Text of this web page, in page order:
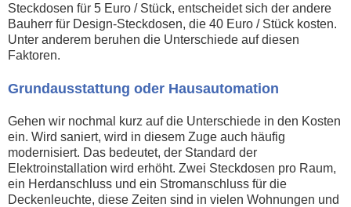
Steckdosen für 5 Euro / Stück, entscheidet sich der andere
Bauherr für Design-Steckdosen, die 40 Euro / Stück kosten.
Unter anderem beruhen die Unterschiede auf diesen
Faktoren.
Grundausstattung oder Hausautomation
Gehen wir nochmal kurz auf die Unterschiede in den Kosten
ein. Wird saniert, wird in diesem Zuge auch häufig
modernisiert. Das bedeutet, der Standard der
Elektroinstallation wird erhöht. Zwei Steckdosen pro Raum,
ein Herdanschluss und ein Stromanschluss für die
Deckenleuchte, diese Zeiten sind in vielen Wohnungen und